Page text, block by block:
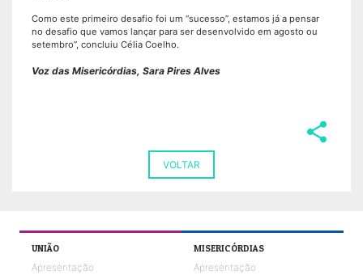
Como este primeiro desafio foi um “sucesso”, estamos já a pensar
no desafio que vamos lançar para ser desenvolvido em agosto ou
setembro”, concluiu Célia Coelho.
Voz das Misericórdias, Sara Pires Alves
share
VOLTAR
UNIÃO
Apresentação
MISERICÓRDIAS
Apresentação